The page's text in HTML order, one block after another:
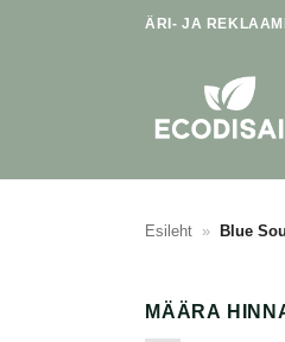
ÄRI- JA
Esileht » Blue Soul
MÄÄRA